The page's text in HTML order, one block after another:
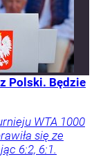
Polski. Będzie
WTA 1000
się ze
6:2, 6:1.